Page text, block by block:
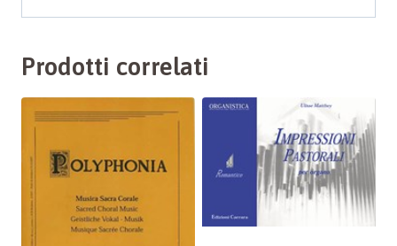
Prodotti correlati